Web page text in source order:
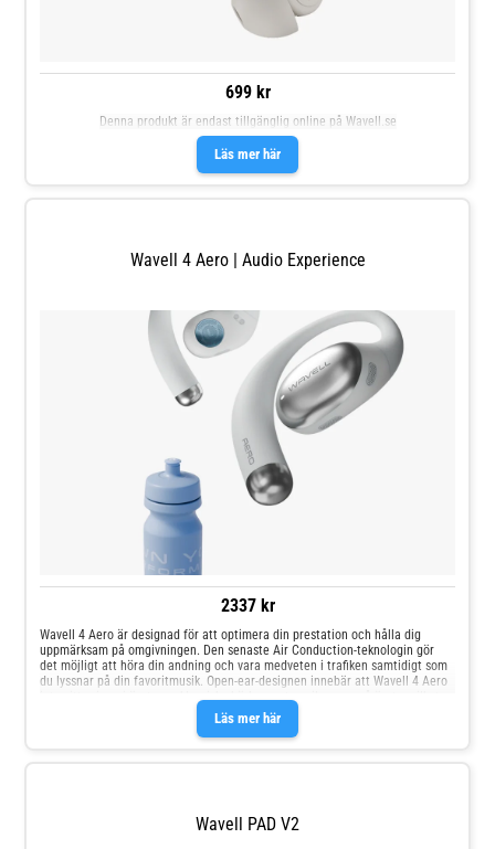
699 kr
Läs mer här
Denna produkt är endast tillgänglig online på Wavell.se
Wavell 4 Aero | Audio Experience
2337 kr
Läs mer här
Wavell 4 Aero är designad för att optimera din prestation och hålla dig
uppmärksam på omgivningen. Den senaste Air Conduction-teknologin gör
det möjligt att höra din andning och vara medveten i trafiken samtidigt som
du lyssnar på din favoritmusik. Open-ear-designen innebär att Wavell 4 Aero
ger en bekväm och säker passform även under de tuffaste träningspassen.
Wavell PAD V2